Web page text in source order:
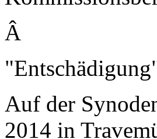
Â
Auf der
2014 in